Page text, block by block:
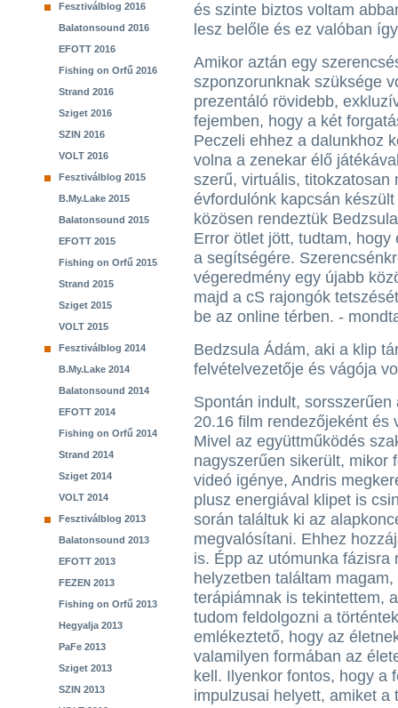
Fesztiválblog 2016
Balatonsound 2016
EFOTT 2016
Fishing on Orfű 2016
Strand 2016
Sziget 2016
SZIN 2016
VOLT 2016
Fesztiválblog 2015
B.My.Lake 2015
Balatonsound 2015
EFOTT 2015
Fishing on Orfű 2015
Strand 2015
Sziget 2015
VOLT 2015
Fesztiválblog 2014
B.My.Lake 2014
Balatonsound 2014
EFOTT 2014
Fishing on Orfű 2014
Strand 2014
Sziget 2014
VOLT 2014
Fesztiválblog 2013
Balatonsound 2013
EFOTT 2013
FEZEN 2013
Fishing on Orfű 2013
Hegyalja 2013
PaFe 2013
Sziget 2013
SZIN 2013
és szinte biztos voltam
lesz belőle és ez valóban
Amikor aztán egy
szponzorunknak szüksége
prezentáló rövidebb,
fejemben, hogy a két
Peczeli ehhez a dalunkhoz
volna a zenekar élő
szerű, virtuális, titokzatosan
évfordulónk kapcsán
közösen rendeztük
Error ötlet jött, tudtam,
a segítségére.
végeredmény egy újabb
majd a cS rajongók
be az online térben. -
Bedzsula Ádám, aki a klip
felvételvezetője és vágója
Spontán indult,
20.16 film rendezőjeként és
Mivel az együttműködés
nagyszerűen sikerült, mikor
videó igénye, Andris
plusz energiával klipet is
során találtuk ki az
megvalósítani. Ehhez
is. Épp az utómunka
helyzetben találtam
terápiámnak is tekintettem,
tudom feldolgozni a
emlékeztető, hogy az
valamilyen formában az
kell. Ilyenkor fontos, hogy a
impulzusai helyett, amiket